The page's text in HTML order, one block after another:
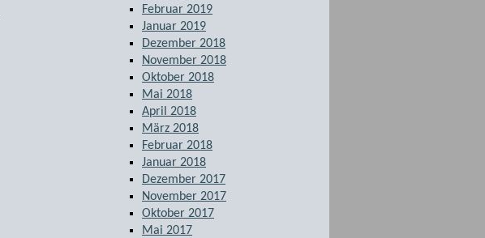
Februar 2019
Januar 2019
Dezember 2018
November 2018
Oktober 2018
Mai 2018
April 2018
März 2018
Februar 2018
Januar 2018
Dezember 2017
November 2017
Oktober 2017
Mai 2017